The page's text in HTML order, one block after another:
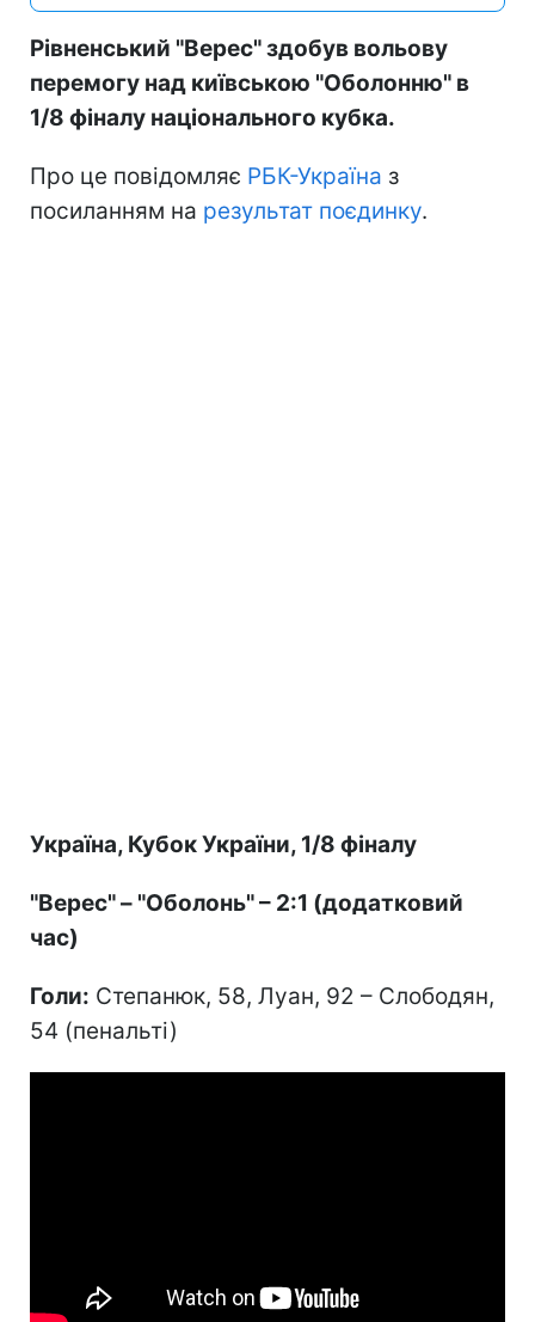
Рівненський "Верес" здобув вольову
перемогу над київською "Оболонню" в
1/8 фіналу національного кубка.
Про це повідомляє РБК-Україна з
посиланням на результат поєдинку.
Україна, Кубок України, 1/8 фіналу
"Верес" – "Оболонь" – 2:1 (додатковий
час)
Голи: Степанюк, 58, Луан, 92 – Слободян,
54 (пенальті)